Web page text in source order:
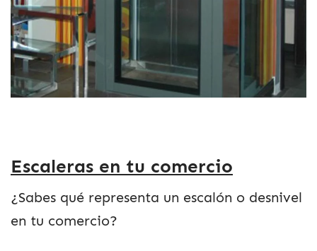
Escaleras en tu comercio
¿Sabes qué representa un escalón o desnivel
en tu comercio?